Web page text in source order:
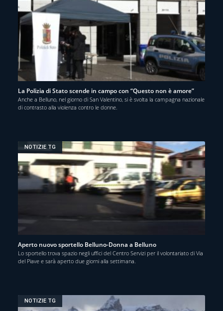
La Polizia di Stato scende in campo con “Questo non è amore”
Anche a Belluno, nel giorno di San Valentino, si è svolta la campagna nazionale
di contrasto alla violenza contro le donne.
NOTIZIE TG
Aperto nuovo sportello Belluno-Donna a Belluno
Lo sportello trova spazio negli uffici del Centro Servizi per il volontariato di Via
del Piave e sarà aperto due giorni alla settimana.
NOTIZIE TG